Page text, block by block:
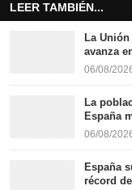
HABITAT RURAL
La población en
INFORMACIÓN
Quiénes somos
LEER TAMBIÉN...
La
avanza
06/08/
La
España
06/08/
España
récord